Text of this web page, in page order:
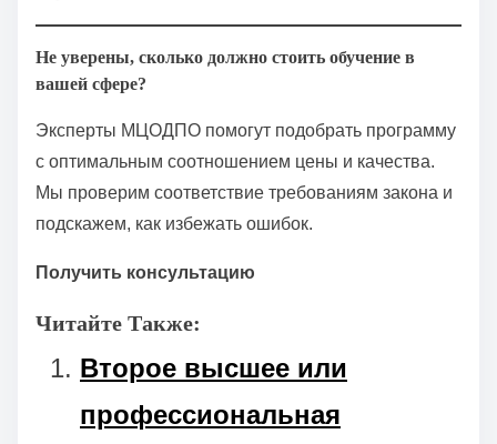
Не уверены, сколько должно стоить обучение в
вашей сфере?
Эксперты МЦОДПО помогут подобрать программу
с оптимальным соотношением цены и качества.
Мы проверим соответствие требованиям закона и
подскажем, как избежать ошибок.
Получить консультацию
Читайте Также:
Второе высшее или
профессиональная